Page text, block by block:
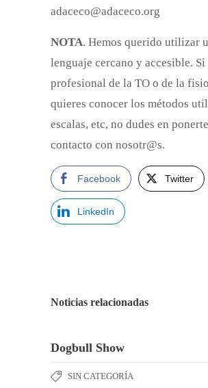
adaceco@adaceco.org
NOTA. Hemos querido utilizar
lenguaje cercano y accesible. Si
profesional de la TO o de la
quieres conocer los métodos
escalas, etc, no dudes en
contacto con nosotr@s.
Facebook Twitter
LinkedIn
Noticias relacionadas
Dogbull Show
SIN CATEGORÍA